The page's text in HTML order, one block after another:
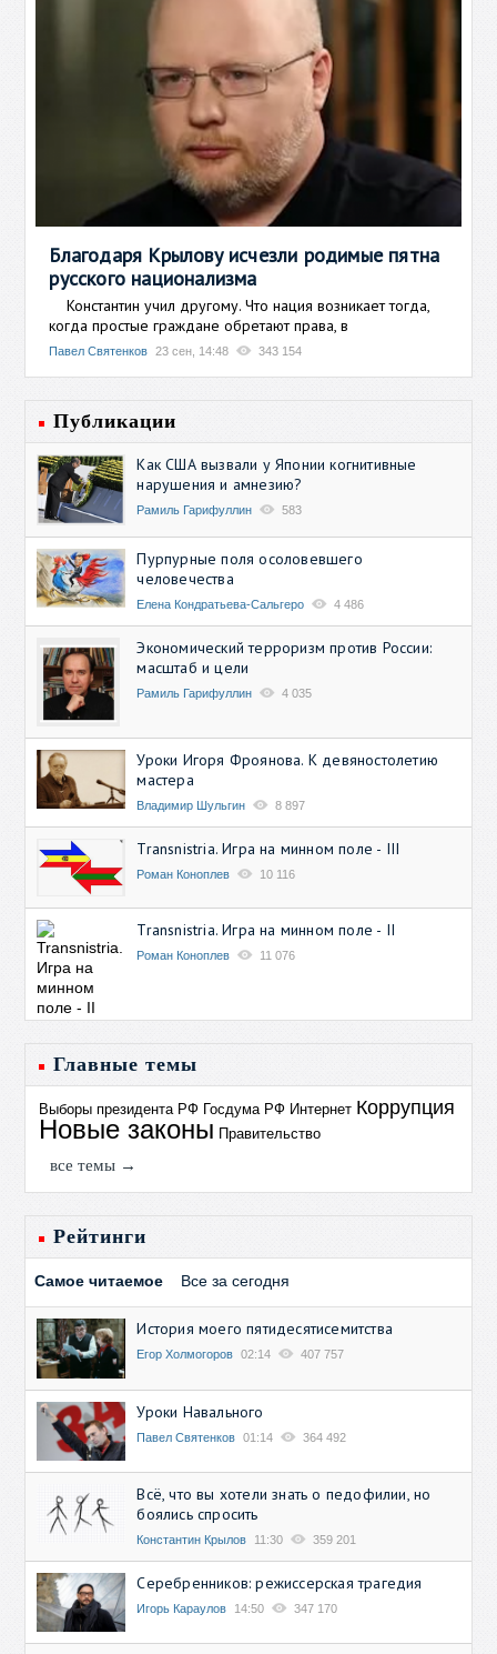
Благодаря Крылову исчезли родимые пятна
русского национализма
Константин учил другому. Что нация возникает тогда,
когда простые граждане обретают права, в
Павел Святенков 23 сен, 14:48 343 154
Публикации
Как США вызвали у Японии когнитивные
нарушения и амнезию?
Рамиль Гарифуллин 583
Пурпурные поля осоловевшего
человечества
Елена Кондратьева-Сальгеро 4 486
Экономический терроризм против России:
масштаб и цели
Рамиль Гарифуллин 4 035
Уроки Игоря Фроянова. К девяностолетию
мастера
Владимир Шульгин 8 897
Transnistria. Игра на минном поле - III
Роман Коноплев 10 116
Transnistria. Игра на минном поле - II
Роман Коноплев 11 076
Главные темы
Выборы президента РФ Госдума РФ Интернет Коррупция
Новые законы Правительство
все темы →
Рейтинги
Самое читаемое Все за сегодня
История моего пятидесятисемитства
Егор Холмогоров 02:14 407 757
Уроки Навального
Павел Святенков 01:14 364 492
Всё, что вы хотели знать о педофилии, но
боялись спросить
Константин Крылов 11:30 359 201
Серебренников: режиссерская трагедия
Игорь Караулов 14:50 347 170